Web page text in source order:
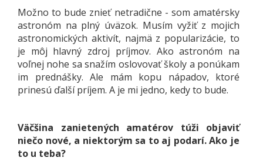
Možno to bude znieť netradične - som amatérsky
astronóm na plný úväzok. Musím vyžiť z mojich
astronomických aktivít, najmä z popularizácie, to
je môj hlavný zdroj príjmov. Ako astronóm na
voľnej nohe sa snažím oslovovať školy a ponúkam
im prednášky. Ale mám kopu nápadov, ktoré
prinesú ďalší príjem. A je mi jedno, kedy to bude.
Väčšina zanietených amatérov túži objaviť
niečo nové, a niektorým sa to aj podarí. Ako je
to u teba?